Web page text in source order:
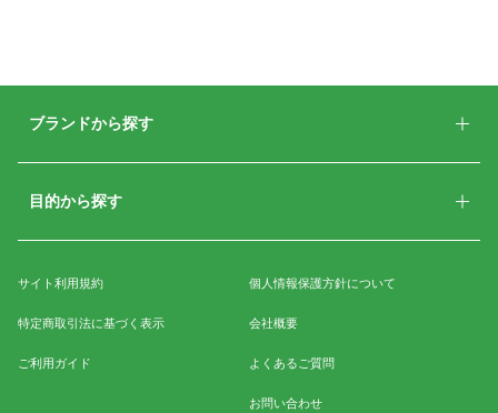
ブランドから探す
目的から探す
サイト利用規約
特定商取引法に基づく表示
ご利用ガイド
個人情報保護方針について
会社概要
よくあるご質問
お問い合わせ